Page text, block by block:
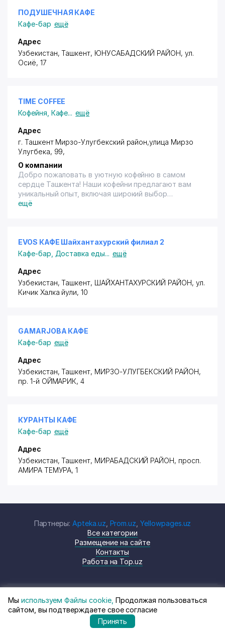
ПОДУШЕЧНАЯ КАФЕ
Кафе-бар ещё
Адрес
Узбекистан, Ташкент, ЮНУСАБАДСКИЙ РАЙОН, ул.
Осиё, 17
TIME COFFEE
Кофейня Кафе... ещё
Адрес
г. Ташкент Мирзо-Улугбекский район,улица Мирзо
Улугбека, 99,
О компании
Добро пожаловать в уютную кофейню в самом
сердце Ташкента! Наши кофейни предлагают вам
уникальный опыт, включая широкий выбор
высококачественных сортов кофе, от эспрессо до
работы или спокойного отдыха. Приглашаем вас
открыть для себя уникальные вкусы кофейного
мира в наших кофейнях в Ташкенте!
ещё
EVOS КАФЕ Шайхантахурский филиал 2
Кафе-бар Доставка еды... ещё
Адрес
Узбекистан, Ташкент, ШАЙХАНТАХУРСКИЙ РАЙОН, ул.
Кичик Халка йули, 10
GAMARJOBA КАФЕ
Кафе-бар ещё
Адрес
Узбекистан, Ташкент, МИРЗО-УЛУГБЕКСКИЙ РАЙОН,
пр. 1-й ОЙМАРИК, 4
КУРАНТЫ КАФЕ
Кафе-бар ещё
Адрес
Узбекистан, Ташкент, МИРАБАДСКИЙ РАЙОН, просп.
АМИРА ТЕМУРА, 1
Партнеры: Apteka.uz Prom.uz ,Yellowpages.uz
Все категории
Размещение на сайте
Контакты
Работа на Top.uz
© Top.uz, 2024 Каталог компаний
Узбекистана
Политика
конфиденциальности
Мы используем Файлы cookie, Продолжая пользоваться
сайтом, вы подтверждаете свое согласие
Принять